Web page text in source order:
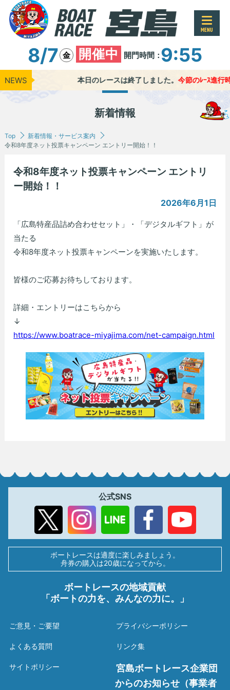
MENU
8/7 金 開催中 開門時間：9:55
NEWS 本日のレースは終了しました。今節のﾚｰｽ進行
新着情報
Top
新着情報・サービス案内
令和8年度ネット投票キャンペーン エントリー開始！！
令和8年度ネット投票キャンペーン エントリ
ー開始！！
2026年6月1日
「広島特産品詰め合わせセット」・「デジタルギフト」が
当たる
令和8年度ネット投票キャンペーンを実施いたします。
皆様のご応募お待ちしております。
詳細・エントリーはこちらから
↓
https://www.boatrace-miyajima.com/net-campaign.html
公式SNS
ボートレースは適度に楽しみましょう。
舟券の購入は20歳になってから。
ボートレースの地域貢献
「ボートの力を、みんなの力に。」
ご意見・ご要望
よくある質問
サイトポリシー
プライバシーポリシー
リンク集
宮島ボートレース企業団
からのお知らせ（事業者